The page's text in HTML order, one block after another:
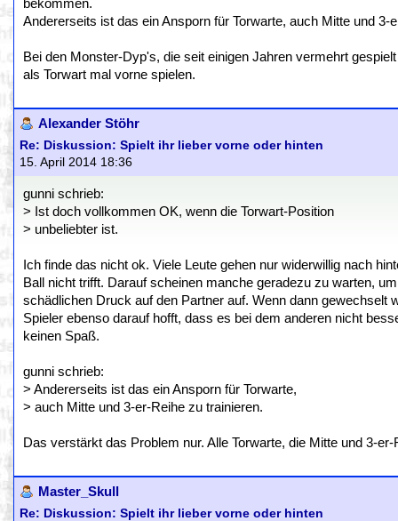
bekommen.
Andererseits ist das ein Ansporn für Torwarte, auch Mitte und 3-
Bei den Monster-Dyp's, die seit einigen Jahren vermehrt
als Torwart mal vorne spielen.
Alexander Stöhr
Re: Diskussion: Spielt ihr lieber vorne oder hinten
15. April 2014 18:36
gunni schrieb:
> Ist doch vollkommen OK, wenn die Torwart-Position
> unbeliebter ist.
Ich finde das nicht ok. Viele Leute gehen nur widerwillig nach
Ball nicht trifft. Darauf scheinen manche geradezu zu warten,
schädlichen Druck auf den Partner auf. Wenn dann gewechselt
Spieler ebenso darauf hofft, dass es bei dem anderen nicht
keinen Spaß.
gunni schrieb:
> Andererseits ist das ein Ansporn für Torwarte,
> auch Mitte und 3-er-Reihe zu trainieren.
Das verstärkt das Problem nur. Alle Torwarte, die Mitte und 3-
Master_Skull
Re: Diskussion: Spielt ihr lieber vorne oder hinten